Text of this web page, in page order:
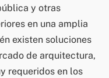
y otras
en una amplia
existen soluciones
de arquitectura,
requeridos en los